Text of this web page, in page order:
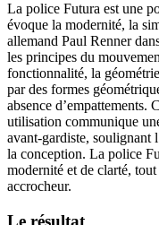
La police Futura est une
évoque la modernité, la
allemand Paul Renner
les principes du
fonctionnalité, la
par des formes
absence d’empattements.
utilisation communique
avant-gardiste, soulignant
la conception. La police
modernité et de clarté,
accrocheur.
Le résultat